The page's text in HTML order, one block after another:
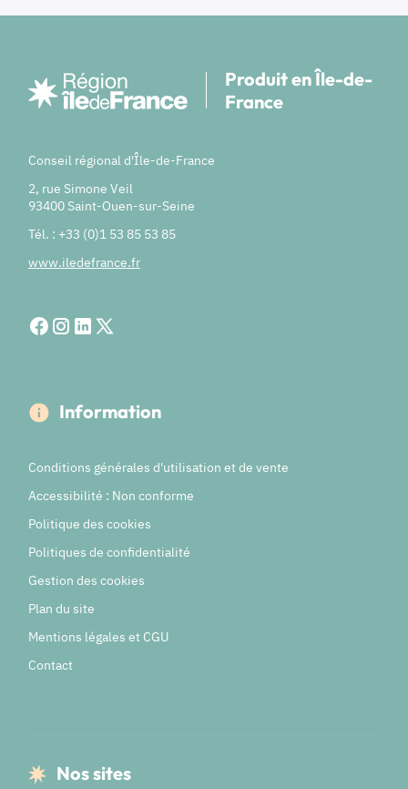
Produit en Île-de-
France
Conseil régional d'Île-de-France
2, rue Simone Veil
93400 Saint-Ouen-sur-Seine
Tél. : +33 (0)1 53 85 53 85
www.iledefrance.fr
Information
Conditions générales d'utilisation et de vente
Accessibilité : Non conforme
Politique des cookies
Politiques de confidentialité
Gestion des cookies
Plan du site
Mentions légales et CGU
Contact
Nos sites